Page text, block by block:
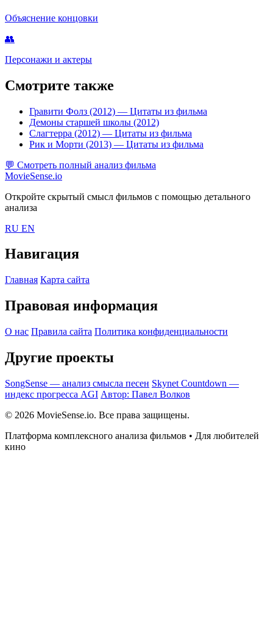
Объяснение концовки
👥
Персонажи и актеры
Смотрите также
Гравити Фолз (2012) — Цитаты из фильма
Демоны старшей школы (2012)
Слагтерра (2012) — Цитаты из фильма
Рик и Морти (2013) — Цитаты из фильма
💬 Смотреть полный анализ фильма
MovieSense.io
Откройте скрытый смысл фильмов с помощью детального
анализа
RU EN
Навигация
Главная Карта сайта
Правовая информация
О нас Правила сайта Политика конфиденциальности
Другие проекты
SongSense — анализ смысла песен Skynet Countdown —
индекс прогресса AGI Автор: Павел Волков
© 2026 MovieSense.io. Все права защищены.
Платформа комплексного анализа фильмов • Для любителей
кино